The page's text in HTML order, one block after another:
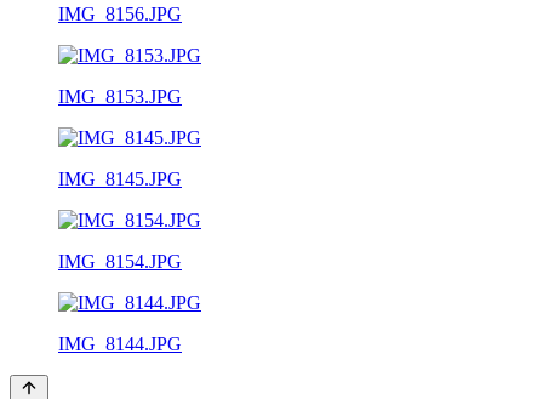
IMG_8156.JPG
IMG_8153.JPG
IMG_8145.JPG
IMG_8154.JPG
IMG_8144.JPG